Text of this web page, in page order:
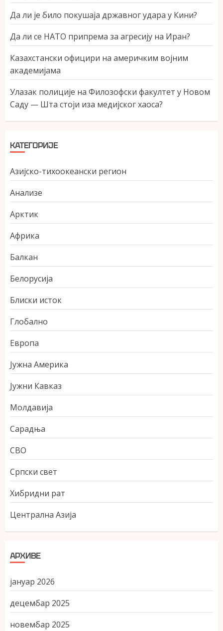
Да ли је било покушаја државног удара у Кини?
Да ли се НАТО припрема за агресију на Иран?
Казахстански официри на америчким војним
академијама
Улазак полиције на Филозофски факултет у Новом
Саду — Шта стоји иза медијског хаоса?
КАТЕГОРИЈЕ
Азијско-тихоокеански регион
Анализе
Арктик
Африка
Балкан
Белорусија
Блиски исток
Глобално
Европа
Јужна Америка
Јужни Кавказ
Молдавија
Сарадња
СВО
Српски свет
Хибридни рат
Централна Азија
АРХИВЕ
јануар 2026
децембар 2025
новембар 2025